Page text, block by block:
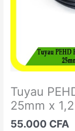
Tuyau
25mm x
55.000 CFA